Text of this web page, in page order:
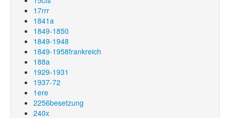
17rrr
1841a
1849-1850
1849-1948
1849-1958frankreich
188a
1929-1931
1937-72
1ere
2256besetzung
240x